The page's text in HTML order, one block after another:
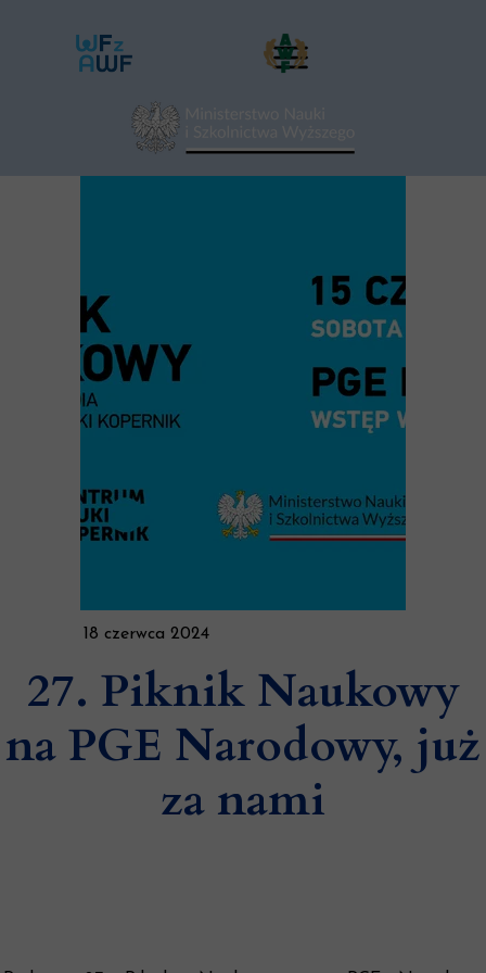
18 czerwca 2024
27. Piknik Naukowy
na PGE Narodowy, już
za nami